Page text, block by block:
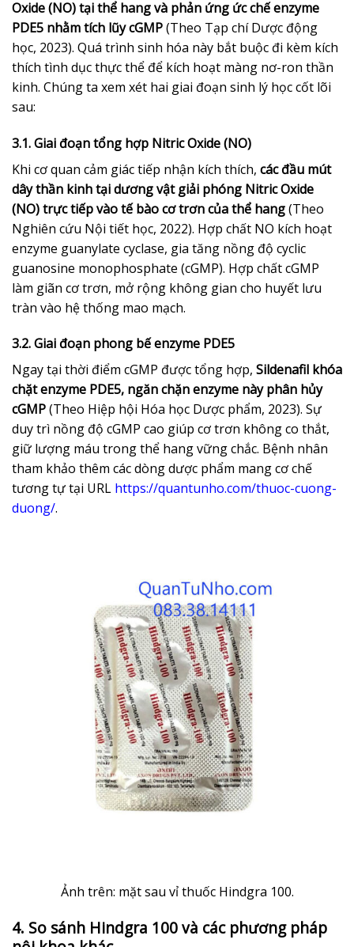
Oxide (NO) tại thể hang và phản ứng ức chế enzyme
PDE5 nhằm tích lũy cGMP(Theo Tạp chí Dược động
học, 2023). Quá trình sinh hóa này bắt buộc đi kèm kích
thích tình dục thực thể để kích hoạt màng nơ-ron thần
kinh. Chúng ta xem xét hai giai đoạn sinh lý học cốt lõi
sau:
3.1. Giai đoạn tổng hợp Nitric Oxide (NO)
Khi cơ quan cảm giác tiếp nhận kích thích, các đầu mút
dây thần kinh tại dương vật giải phóng Nitric Oxide
(NO) trực tiếp vào tế bào cơ trơn của thể hang(Theo
Nghiên cứu Nội tiết học, 2022). Hợp chất NO kích hoạt
enzyme guanylate cyclase, gia tăng nồng độ cyclic
guanosine monophosphate (cGMP). Hợp chất cGMP
làm giãn cơ trơn, mở rộng không gian cho huyết lưu
tràn vào hệ thống mao mạch.
3.2. Giai đoạn phong bế enzyme PDE5
Ngay tại thời điểm cGMP được tổng hợp, Sildenafil khóa
chặt enzyme PDE5, ngăn chặn enzyme này phân hủy
cGMP(Theo Hiệp hội Hóa học Dược phẩm, 2023). Sự
duy trì nồng độ cGMP cao giúp cơ trơn không co thắt,
giữ lượng máu trong thể hang vững chắc. Bệnh nhân
tham khảo thêm các dòng dược phẩm mang cơ chế
tương tự tại URL https://quantunho.com/thuoc-cuong-
duong/.
Ảnh trên: mặt sau vỉ thuốc Hindgra 100.
4. So sánh Hindgra 100 và các phương pháp